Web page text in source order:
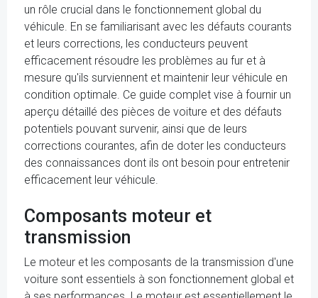
un rôle crucial dans le fonctionnement global du
véhicule. En se familiarisant avec les défauts courants
et leurs corrections, les conducteurs peuvent
efficacement résoudre les problèmes au fur et à
mesure qu'ils surviennent et maintenir leur véhicule en
condition optimale. Ce guide complet vise à fournir un
aperçu détaillé des pièces de voiture et des défauts
potentiels pouvant survenir, ainsi que de leurs
corrections courantes, afin de doter les conducteurs
des connaissances dont ils ont besoin pour entretenir
efficacement leur véhicule.
Composants moteur et
transmission
Le moteur et les composants de la transmission d'une
voiture sont essentiels à son fonctionnement global et